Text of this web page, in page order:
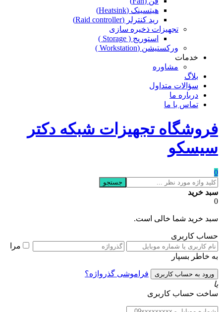
هیتسینک (Heatsink)
رید کنترلر (Raid controller)
تجهیزات ذخیره سازی
استوریج ( Storage )
ورکستیشن (Workstation )
خدمات
مشاوره
بلاگ
سؤالات متداول
درباره ما
تماس با ما
فروشگاه تجهیزات شبکه دکتر
سیسکو
0
جستجو
سبد خرید
0
سبد خرید شما خالی است.
حساب کاربری
مرا
به خاطر بسپار
فراموشی گذرواژه؟
یا
ساخت حساب کاربری